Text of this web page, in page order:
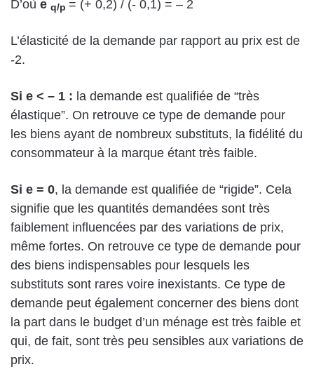
D’où e q/p = (+ 0,2) / (- 0,1) = – 2
L’élasticité de la demande par rapport au prix est de
-2.
Si e < – 1 : la demande est qualifiée de “très
élastique”. On retrouve ce type de demande pour
les biens ayant de nombreux substituts, la fidélité du
consommateur à la marque étant très faible.
Si e = 0, la demande est qualifiée de “rigide”. Cela
signifie que les quantités demandées sont très
faiblement influencées par des variations de prix,
même fortes. On retrouve ce type de demande pour
des biens indispensables pour lesquels les
substituts sont rares voire inexistants. Ce type de
demande peut également concerner des biens dont
la part dans le budget d’un ménage est très faible et
qui, de fait, sont très peu sensibles aux variations de
prix.